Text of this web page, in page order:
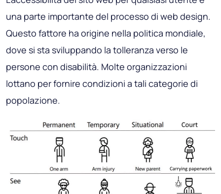
una parte importante del processo di web design.
Questo fattore ha origine nella politica mondiale,
dove si sta sviluppando la tolleranza verso le
persone con disabilità. Molte organizzazioni
lottano per fornire condizioni a tali categorie di
popolazione.